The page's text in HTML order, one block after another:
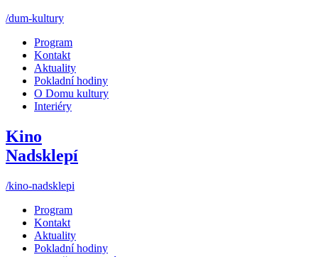
/dum-kultury
Program
Kontakt
Aktuality
Pokladní hodiny
O Domu kultury
Interiéry
Kino
Nadsklepí
/kino-nadsklepi
Program
Kontakt
Aktuality
Pokladní hodiny